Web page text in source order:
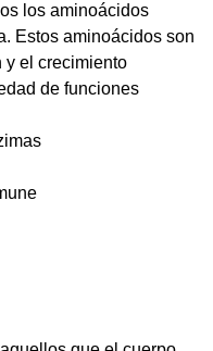
los aminoácidos
Estos aminoácidos son
y el crecimiento
de funciones